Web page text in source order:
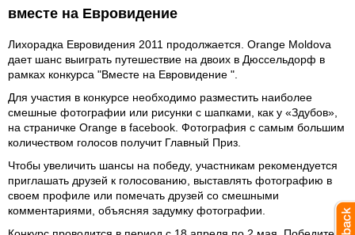
вместе на Евровидение
Лихорадка Евровидения 2011 продолжается. Orange Moldova
дает шанс выиграть путешествие на двоих в Дюссельдорф в
рамках конкурса "Вместе на Евровидение ".
Для участия в конкурсе необходимо разместить наиболее
смешные фотографии или рисунки с шапками, как у «Здубов»,
на страничке Orange в facebook . Фотография с самым большим
количеством голосов получит Главный Приз.
Чтобы увеличить шансы на победу, участникам рекомендуется
приглашать друзей к голосованию, выставлять фотографию в
своем профиле или помечать друзей со смешными
комментариями, объясняя задумку фотографии